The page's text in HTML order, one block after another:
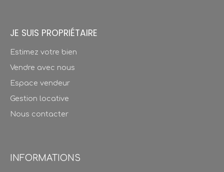
JE SUIS PROPRIÉTAIRE
Estimez votre bien
Vendre avec nous
Espace vendeur
Gestion locative
Nous contacter
INFORMATIONS